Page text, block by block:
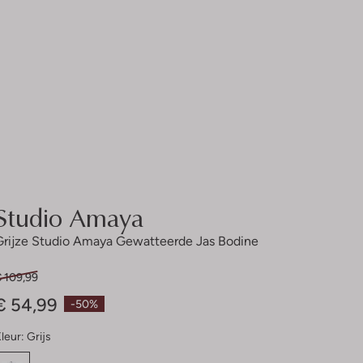
Amaya
Studio Amaya Gewatteerde Jas Bodine
-50%
109,99
54,99
Grijs